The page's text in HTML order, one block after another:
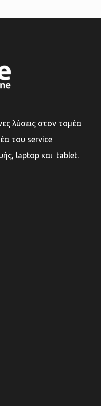
λύσεις στον τομέα
του service
laptop και tablet.